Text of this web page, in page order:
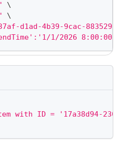
\
\
d1ad-4b39-9cac-
1/2026
with ID = '17a38d94-